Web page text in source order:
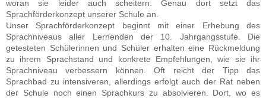
woran sie leider auch scheitern. Genau dort setzt das
Sprachförderkonzept unserer Schule an.
Unser Sprachförderkonzept beginnt mit einer Erhebung des
Sprachniveaus aller Lernenden der 10. Jahrgangsstufe. Die
getesteten Schülerinnen und Schüler erhalten eine Rückmeldung
zu ihrem Sprachstand und konkrete Empfehlungen, wie sie ihr
Sprachniveau verbessern können. Oft reicht der Tipp das
Sprachbad zu intensiveren, allerdings erfolgt auch der Rat neben
der Schule noch einen Sprachkurs zu absolvieren. Dort, wo es